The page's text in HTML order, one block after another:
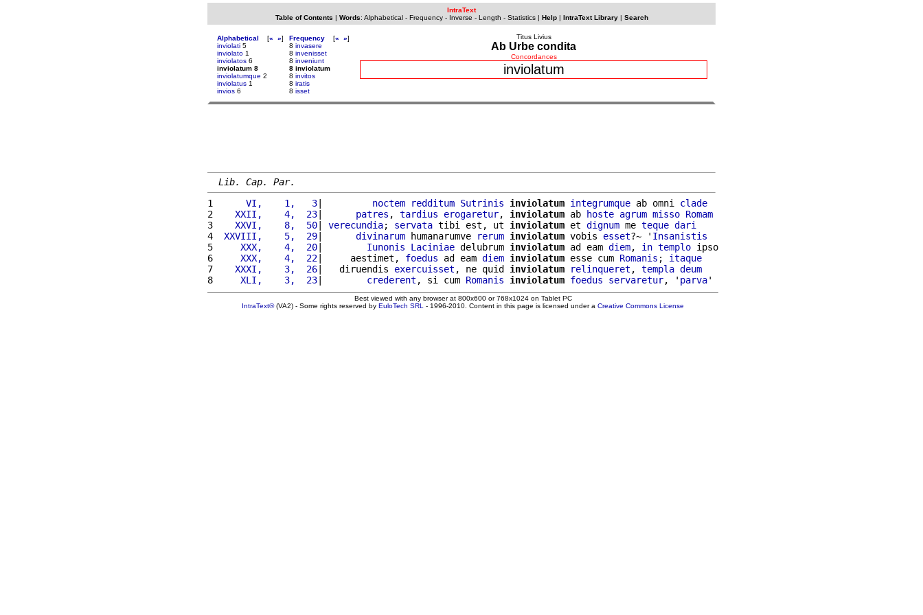
IntraText
Table of Contents | Words: Alphabetical- Frequency- Inverse - Length - Statistics| Help| IntraText Library| Search
Alphabetical [« »]
inviolati 5
inviolato 1
inviolatos 6
inviolatum 8
inviolatumque 2
inviolatus 1
invios 6
Frequency [« »]
8 invasere
8 invenisset
8 inveniunt
8 inviolatum
8 invitos
8 iratis
8 isset
Titus Livius
Ab Urbe condita
Concordances
inviolatum
Lib. Cap. Par.
1
     VI,    1,   3
| noctem redditum Sutrinis inviolatum integrumque ab omni clade
2
   XXII,    4,  23
| patres , tardius erogaretur, inviolatum ab hoste agrum misso Romam
3
   XXVI,    8,  50
| verecundia; servata tibi est, ut inviolatum et dignum me teque dari
4
XXVIII,    5,  29| divinarum humanarumve rerum inviolatum vobis esset?~ ' Insanistis
5
    XXX,    4,  20
| Iunonis Laciniae delubrum inviolatum ad eam diem, in templo ipso
6
    XXX,    4,  22
|     aestimet, foedus ad eam diem inviolatum esse cum Romanis ; itaque
7
   XXXI,    3,  26
|   diruendis exercuisset , ne quid inviolatum relinqueret , templa deum
8
    XLI,    3,  23
| crederent , si cum Romanis inviolatum foedus servaretur, ' parva
Best viewed with any browser at 800x600 or 768x1024 on Tablet PC
IntraText®(VA2) - Some rights reserved by EuloTech SRL - 1996-2010. Content in this page is licensed under a Creative Commons License